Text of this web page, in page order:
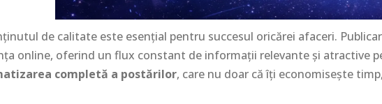
de calitate este esențial pentru succesul oricărei afaceri.
online, oferind un flux constant de informații relevante și atractive
completă a postărilor, care nu doar că îți economisește